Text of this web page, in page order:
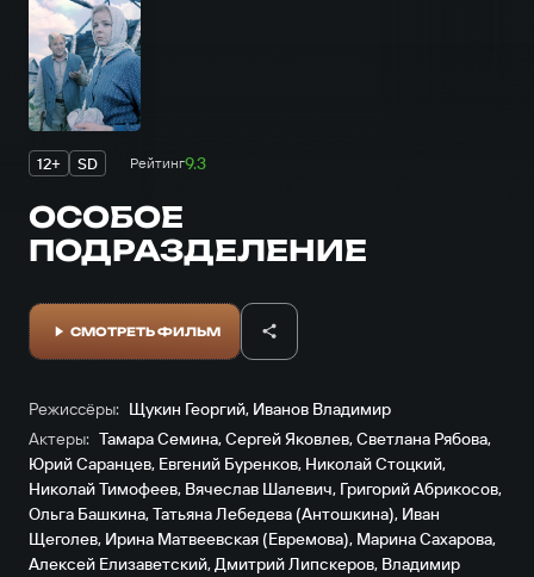
12+ SD Рейтинг9.3
ОСОБОЕ
ПОДРАЗДЕЛЕНИЕ
Режиссёры: Щукин Георгий, Иванов Владимир
Актеры: Тамара Семина,Сергей Яковлев,Светлана Рябова,
Юрий Саранцев, Евгений Буренков, Николай Стоцкий,
Николай Тимофеев, Вячеслав Шалевич, Григорий Абрикосов,
Ольга Башкина,Татьяна Лебедева (Антошкина), Иван
Щеголев, Ирина Матвеевская (Евремова), Марина Сахарова,
Алексей Елизаветский,Дмитрий Липскеров, Владимир
СМОТРЕТЬ ФИЛЬМ